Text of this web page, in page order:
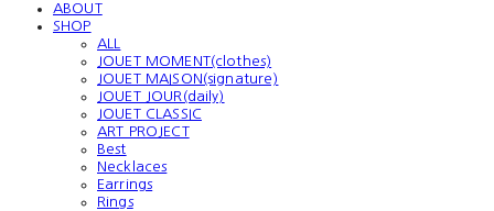
ABOUT
SHOP
ALL
JOUET MOMENT(clothes)
JOUET MAISON(signature)
JOUET JOUR(daily)
JOUET CLASSIC
ART PROJECT
Best
Necklaces
Earrings
Rings